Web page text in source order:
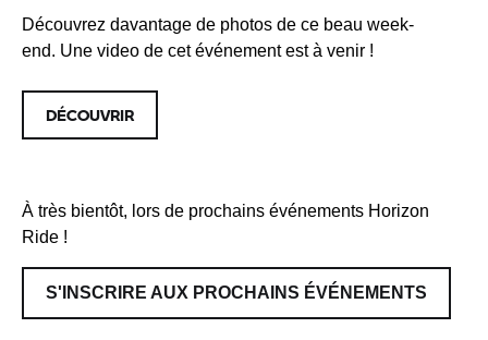
Découvrez davantage de photos de ce beau week-
end. Une video de cet événement est à venir !
DÉCOUVRIR
À très bientôt, lors de prochains événements Horizon
Ride !
S'INSCRIRE AUX PROCHAINS ÉVÉNEMENTS